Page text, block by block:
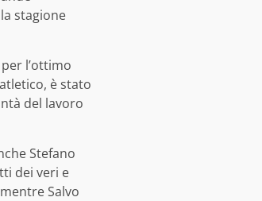
stagione
l’ottimo
è stato
del lavoro
Stefano
dei veri e
Salvo